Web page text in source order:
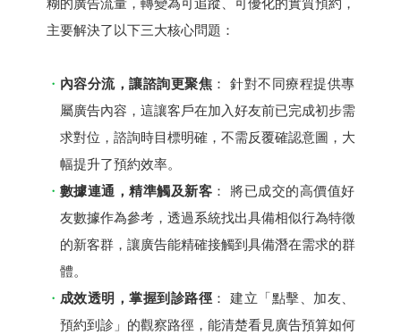
糊的廣告流量，轉變為可追蹤、可優化的實質預約，
主要解決了以下三大核心問題：
內容分流，讓諮詢更聚焦 ： 針對不同療程提供專
屬廣告內容，這讓客戶在加入好友前已完成初步需
求對位，諮詢時目標明確，不需反覆確認意圖，大
幅提升了預約效率。
數據連通，精準觸及新客 ： 將已成交的高價值好
友數據作為參考，透過系統找出具備相似行為特徵
的新客群，讓廣告能精確接觸到具備潛在需求的群
體。
成效透明，掌握到診路徑 ： 建立「點擊、加友、
預約到診」的觀察路徑，能清楚看見廣告預算如何